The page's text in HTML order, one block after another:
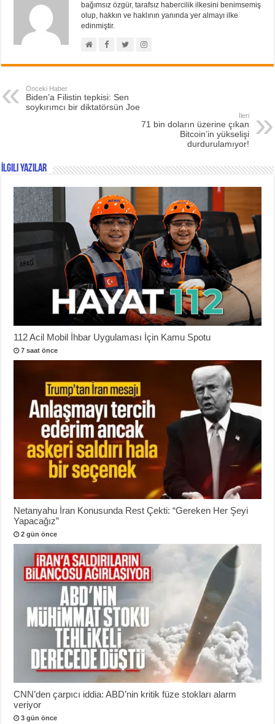
bağımsız özgür, tarafsız habercilik ilkesini benimsemiş
olup, hakkın ve haklının yanında yer almayı ilke
edinmiştir.
Önceki Haber
Biden’a Filistin tepkisi: Sen
soykırımcı bir diktatörsün Joe
İleri
71 bin doların üzerine çıkan
Bitcoin’in yükselişi
durdurulamıyor!
İlgili Yazılar
112 Acil Mobil İhbar Uygulaması İçin Kamu Spotu
7 saat önce
Netanyahu İran Konusunda Rest Çekti: “Gereken Her Şeyi
Yapacağız”
2 gün önce
CNN’den çarpıcı iddia: ABD’nin kritik füze stokları alarm
veriyor
3 gün önce